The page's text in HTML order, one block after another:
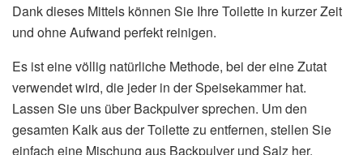
Dank dieses Mittels können Sie Ihre Toilette in kurzer Zeit
und ohne Aufwand perfekt reinigen.
Es ist eine völlig natürliche Methode, bei der eine Zutat
verwendet wird, die jeder in der Speisekammer hat.
Lassen Sie uns über Backpulver sprechen. Um den
gesamten Kalk aus der Toilette zu entfernen, stellen Sie
einfach eine Mischung aus Backpulver und Salz her.